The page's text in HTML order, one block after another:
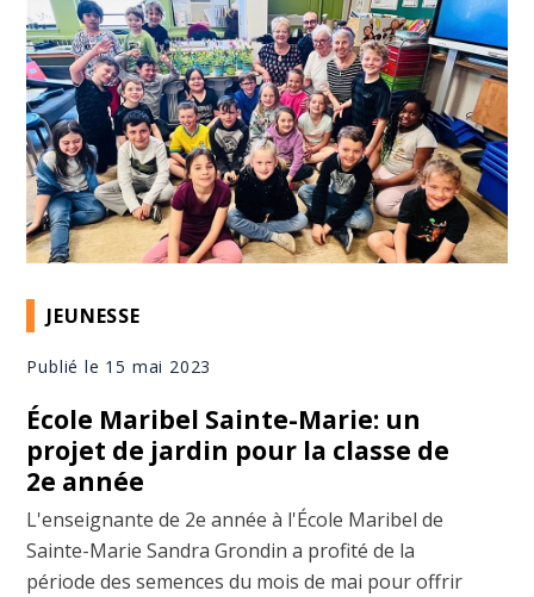
JEUNESSE
Publié le 15 mai 2023
École Maribel Sainte-Marie: un
projet de jardin pour la classe de
2e année
L'enseignante de 2e année à l'École Maribel de
Sainte-Marie Sandra Grondin a profité de la
période des semences du mois de mai pour offrir